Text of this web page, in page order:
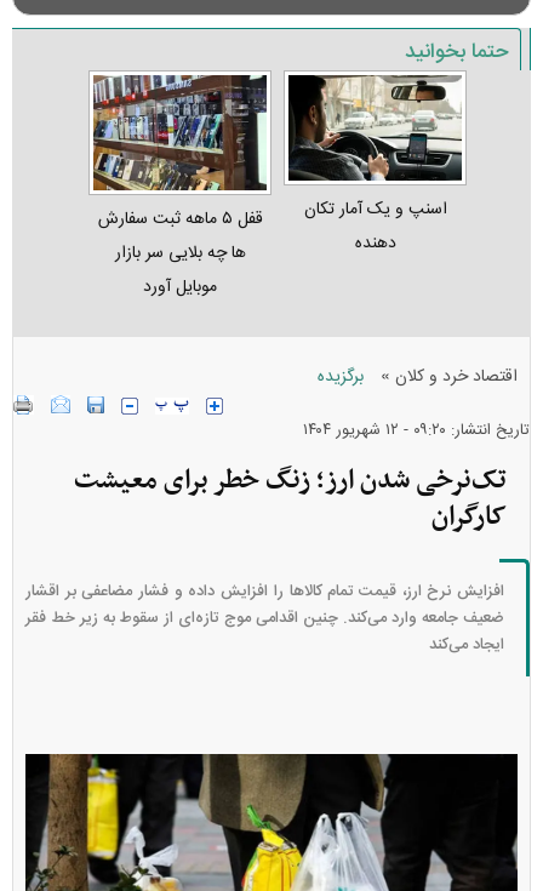
حتما بخوانید
اسنپ و یک آمار تکان‌
دهنده
قفل ۵ ماهه ثبت‌ سفارش‌
ها چه بلایی سر بازار
موبایل آورد
اقتصاد خرد و کلان » برگزیده
تاریخ انتشار: ۰۹:۲۰ - ۱۲ شهريور ۱۴۰۴
تک‌نرخی شدن ارز؛ زنگ خطر برای معیشت
کارگران
افزایش نرخ ارز، قیمت تمام کالا‌ها را افزایش داده و فشار مضاعفی بر اقشار
ضعیف جامعه وارد می‌کند. چنین اقدامی موج تازه‌ای از سقوط به زیر خط فقر
ایجاد می‌کند